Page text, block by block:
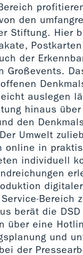
den
Stiftung. Hier
der
Großevents.
auslegen
hinaus
den
Umwelt
online in
individuell
Bereich
berät die DSD
über eine
und
der